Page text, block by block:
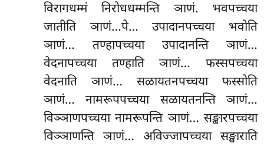
विरागधम्मं निरोधधम्मन्ति ञाणं. भवपच्चया
जातीति ञाणं…पे… उपादानपच्चया भवोति
ञाणं… तण्हापच्चया उपादानन्ति ञाणं…
वेदनापच्चया तण्हाति ञाणं… फस्सपच्चया
वेदनाति ञाणं… सळायतनपच्चया फस्सोति
ञाणं… नामरूपपच्चया सळायतनन्ति ञाणं…
विञ्ञाणपच्चया नामरूपन्ति ञाणं… सङ्खारपच्चया
विञ्ञाणन्ति ञाणं… अविज्जापच्चया सङ्खाराति